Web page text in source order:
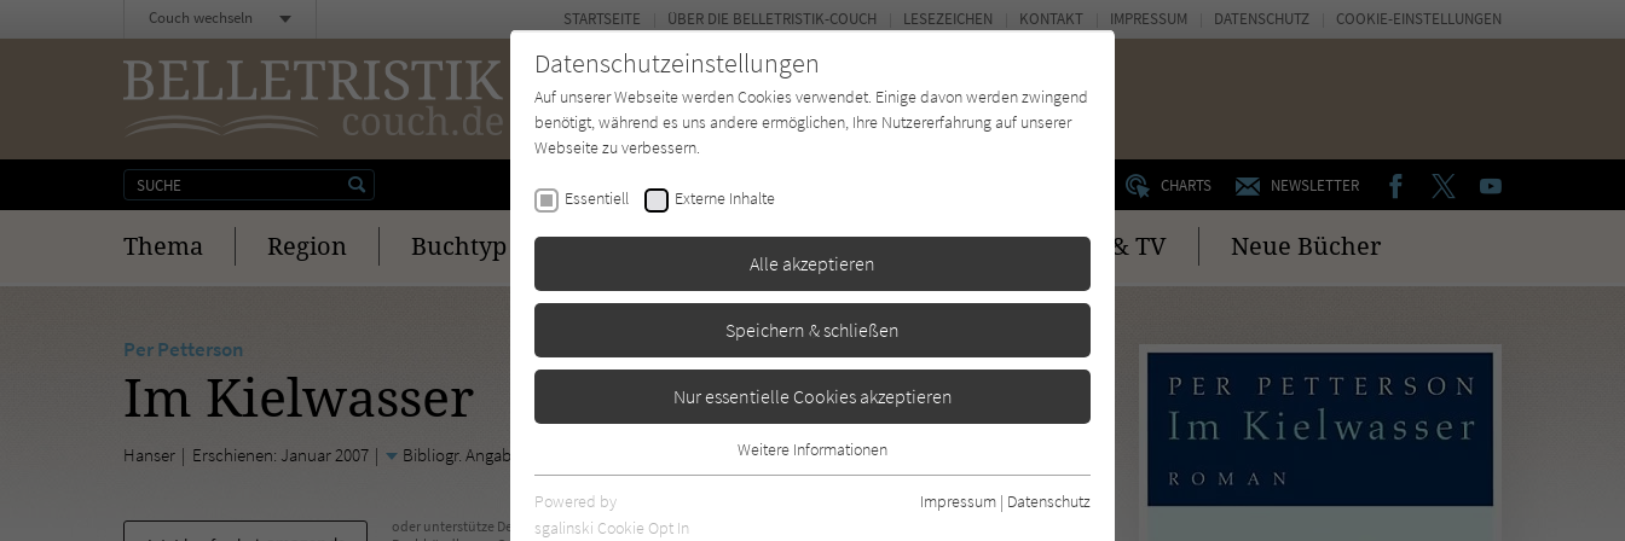
CHARTS NEWSLETTER FACEBOOKTWITTERYOUTUBE
Thema Region Buchtyp Autor*in Verlage Magazin Kino & TV Neue Bücher
STARTSEITE ÜBER DIE BELLETRISTIK-COUCH LESEZEICHEN KONTAKT IMPRESSUM DATENSCHUTZ COOKIE-EINSTELLUNGEN
Couch wechseln
Per Petterson
Im Kielwasser
Hanser Erschienen: Januar 2007 Bibliogr. Angaben
oder unterstütze Deinen
Datenschutzeinstellungen
Auf unserer Webseite werden Cookies verwendet. Einige davon werden zwingend
benötigt, während es uns andere ermöglichen, Ihre Nutzererfahrung auf unserer
Webseite zu verbessern.
Essentiell Externe Inhalte
Alle akzeptieren
Speichern & schließen
Nur essentielle Cookies akzeptieren
Essentielle Cookies werden für grundlegende Funktionen der Webseite
benötigt. Dadurch ist gewährleistet, dass die Webseite einwandfrei
Weitere Informationen
Powered by
sgalinski Cookie Opt In
Impressum | Datenschutz